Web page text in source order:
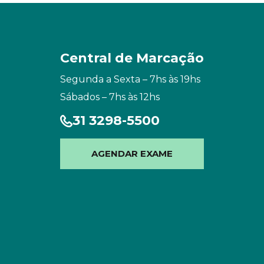
Central de Marcação
Segunda a Sexta – 7hs às 19hs
Sábados – 7hs às 12hs
31 3298-5500
AGENDAR EXAME